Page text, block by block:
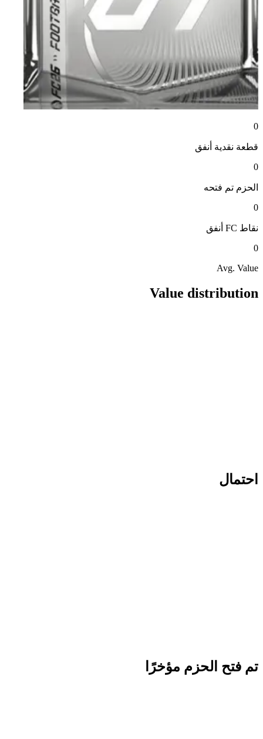
0
قطعة نقدية أنفق
0
الحزم تم فتحه
0
نقاط FC
أنفق
0
Avg. Value
Value distribution
احتمال
تم فتح الحزم مؤخرًا